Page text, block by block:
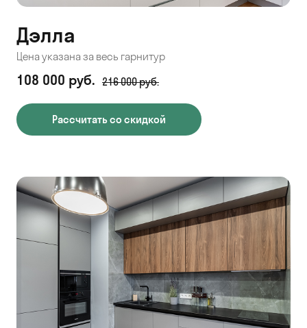
Дэлла
Цена указана за весь гарнитур
108 000 руб. 216 000 руб.
Рассчитать со скидкой